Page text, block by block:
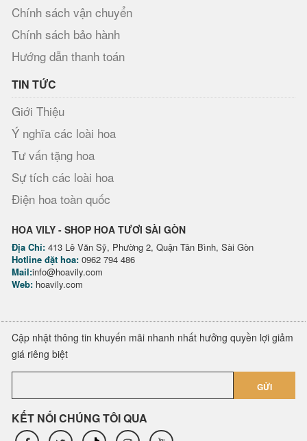
Chính sách vận chuyển
Chính sách bảo hành
Hướng dẫn thanh toán
TIN TỨC
Giới Thiệu
Ý nghĩa các loài hoa
Tư vấn tặng hoa
Sự tích các loài hoa
Điện hoa toàn quốc
HOA VILY - SHOP HOA TƯƠI SÀI GÒN
Địa Chỉ: 413 Lê Văn Sỹ, Phường 2, Quận Tân Bình, Sài Gòn
Hotline đặt hoa: 0962 794 486
Mail:info@hoavily.com
Web: hoavily.com
Cập nhật thông tin khuyến mãi nhanh nhất hưởng quyền lợi giảm
giá riêng biệt
GỬI
KẾT NỐI CHÚNG TÔI QUA